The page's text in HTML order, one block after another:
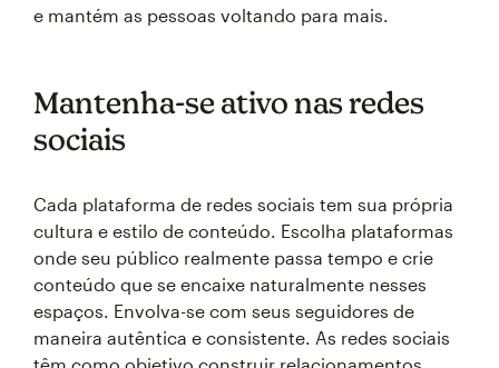
e mantém as pessoas voltando para mais.
Mantenha-se ativo nas redes
sociais
Cada plataforma de redes sociais tem sua própria
cultura e estilo de conteúdo. Escolha plataformas
onde seu público realmente passa tempo e crie
conteúdo que se encaixe naturalmente nesses
espaços. Envolva-se com seus seguidores de
maneira autêntica e consistente. As redes sociais